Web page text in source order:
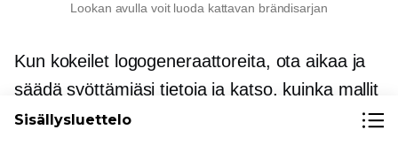
Lookan avulla voit luoda kattavan brändisarjan
Kun kokeilet logogeneraattoreita, ota aikaa ja
säädä syöttämiäsi tietoja ja katso, kuinka mallit
muuttuvat. Jos jotain, saat esille muutamia
Sisällysluettelo